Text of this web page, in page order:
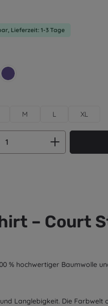
Bewertung von 0 von 5 Sternen
Lieferzeit: 1-3 Tage
ultraviolett
M L XL
Gib den
– Court
% hochwertiger Baumwolle
Langlebigkeit. Die Farbwelt